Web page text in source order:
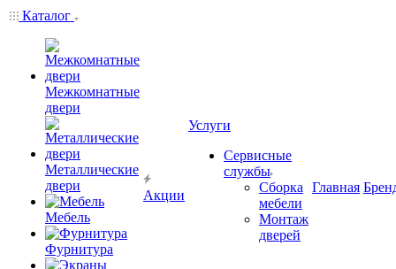
Каталог
Межкомнатные
двери
Металлические
двери
Мебель
Фурнитура
Акции
Услуги
Сервисные
службы
Сборка
мебели
Монтаж
дверей
Главная